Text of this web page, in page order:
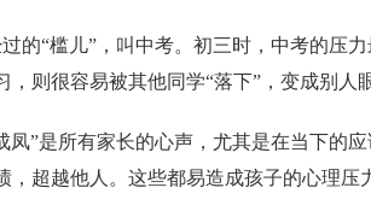
的“槛儿”，叫中考。初三时，中考的压
则很容易被其他同学“落下”，变成别人眼
凤”是所有家长的心声，尤其是在当下的
超越他人。这些都易造成孩子的心理压